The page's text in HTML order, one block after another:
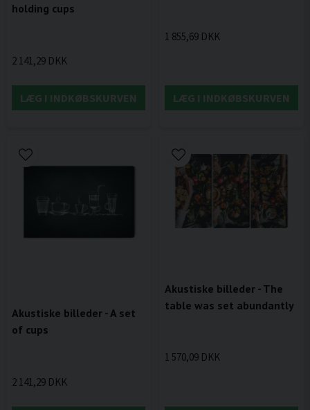
holding cups
2 141,29 DKK
LÆG I INDKØBSKURVEN
1 855,69 DKK
LÆG I INDKØBSKURVEN
Akustiske billeder - A set
of cups
2 141,29 DKK
Akustiske billeder - The
table was set abundantly
1 570,09 DKK